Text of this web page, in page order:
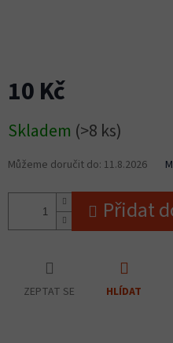
10 Kč
cena:
Skladem (>8 ks)
Můžeme doručit do: 11.8.2026
Přidat
ZEPTAT SE HLÍDAT